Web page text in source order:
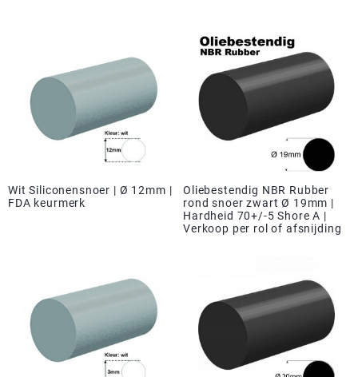
Wit Siliconensnoer | Ø 12mm |
FDA keurmerk
Oliebestendig NBR Rubber
rond snoer zwart Ø 19mm |
Hardheid 70+/-5 Shore A |
Verkoop per rol of afsnijding